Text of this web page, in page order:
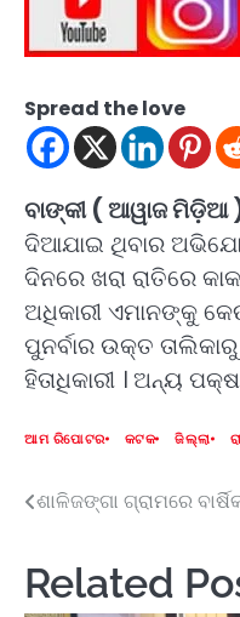
Spread the love
ବାଙ୍କୀ ( ଆୱାଜ ମିଡ଼ିଆ
ଦିଆଯାଇ ଥିବାର
ଦିନରେ ଖରା ରାତିରେ
ଅଧିକାରୀ ଏମାନଙ୍କୁ
ପୁନର୍ବାର ଉକ୍ତ
ହିତାଧିକାରୀ । ଅନ୍ୟ
ଆମ ରିପୋଟର କଟକ ଜିଲ୍ଲା
Post
ଶାଳିଜଙ୍ଗା ଗ୍ରାମରେ
Related